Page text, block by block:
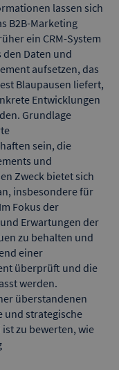
lassen sich
B2B-Marketing
ein CRM-System
Daten und
aufsetzen, das
Blaupausen liefert,
Entwicklungen
Grundlage
sein, die
und
Zweck bietet sich
insbesondere für
Fokus der
Erwartungen der
zu behalten und
einer
überprüft und die
werden.
überstandenen
und strategische
zu bewerten, wie